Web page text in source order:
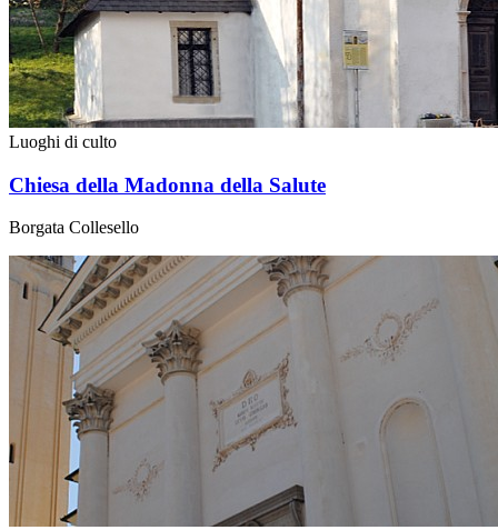
Luoghi di culto
Chiesa della Madonna della Salute
Borgata Collesello